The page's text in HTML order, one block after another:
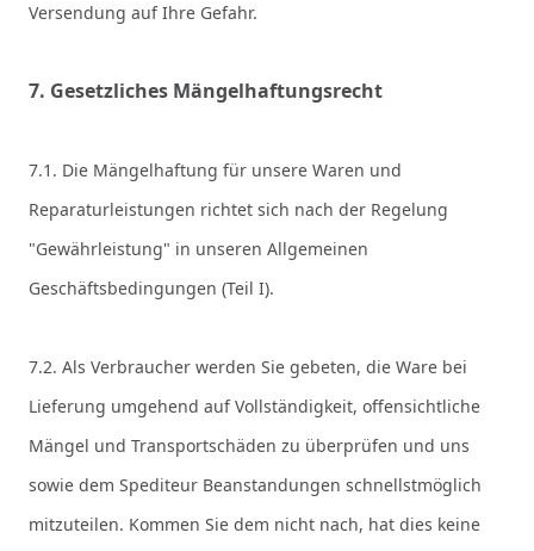
Versendung auf Ihre Gefahr.
7. Gesetzliches Mängelhaftungsrecht
7.1. Die Mängelhaftung für unsere Waren und
Reparaturleistungen richtet sich nach der Regelung
"Gewährleistung" in unseren Allgemeinen
Geschäftsbedingungen (Teil I).
7.2. Als Verbraucher werden Sie gebeten, die Ware bei
Lieferung umgehend auf Vollständigkeit, offensichtliche
Mängel und Transportschäden zu überprüfen und uns
sowie dem Spediteur Beanstandungen schnellstmöglich
mitzuteilen. Kommen Sie dem nicht nach, hat dies keine